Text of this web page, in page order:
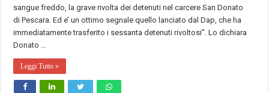
sangue freddo, la grave rivolta dei detenuti nel carcere San Donato
di Pescara. Ed e’ un ottimo segnale quello lanciato dal Dap, che ha
immediatamente trasferito i sessanta detenuti rivoltosi”. Lo dichiara
Donato …
Leggi Tutto »